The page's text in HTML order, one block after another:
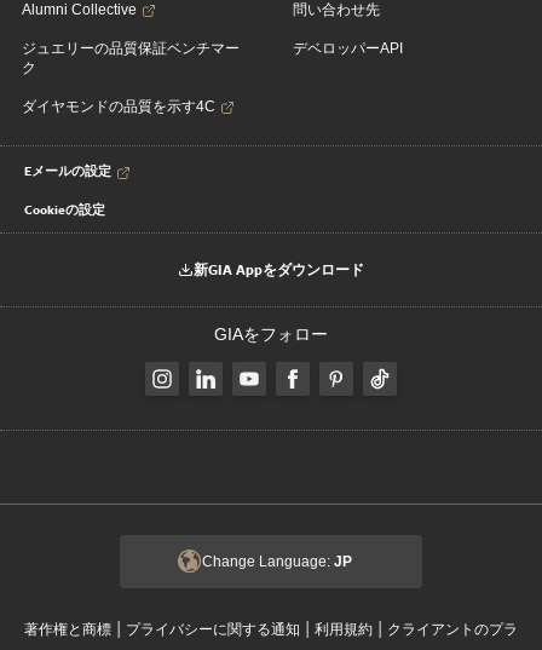
Alumni Collective
ジュエリーの品質保証ベンチマー
ク
ダイヤモンドの品質を示す4C
問い合わせ先
デベロッパーAPI
Eメールの設定
Cookieの設定
新GIA Appをダウンロード
GIAをフォロー
Change Language: JP
著作権と商標 | プライバシーに関する通知 | 利用規約 | クライアントのプラ